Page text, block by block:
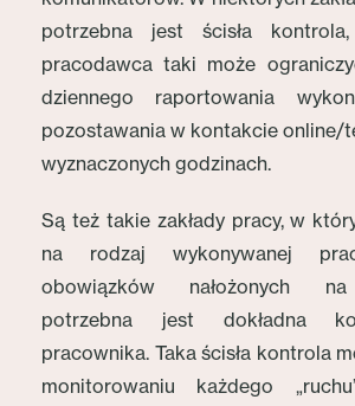
potrzebna jest ścisła
pracodawca taki może
dziennego raportowania
pozostawania w kontakcie online/
wyznaczonych godzinach.
Są też takie zakłady pracy, w
na rodzaj wykonywanej
obowiązków nałożonych
potrzebna jest dokładna
pracownika. Taka ścisła kontrola
monitorowaniu każdego